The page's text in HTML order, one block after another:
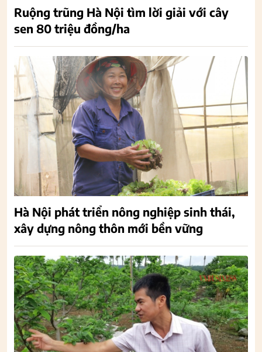
Ruộng trũng Hà Nội tìm lời giải với cây
sen 80 triệu đồng/ha
Hà Nội phát triển nông nghiệp sinh thái,
xây dựng nông thôn mới bền vững